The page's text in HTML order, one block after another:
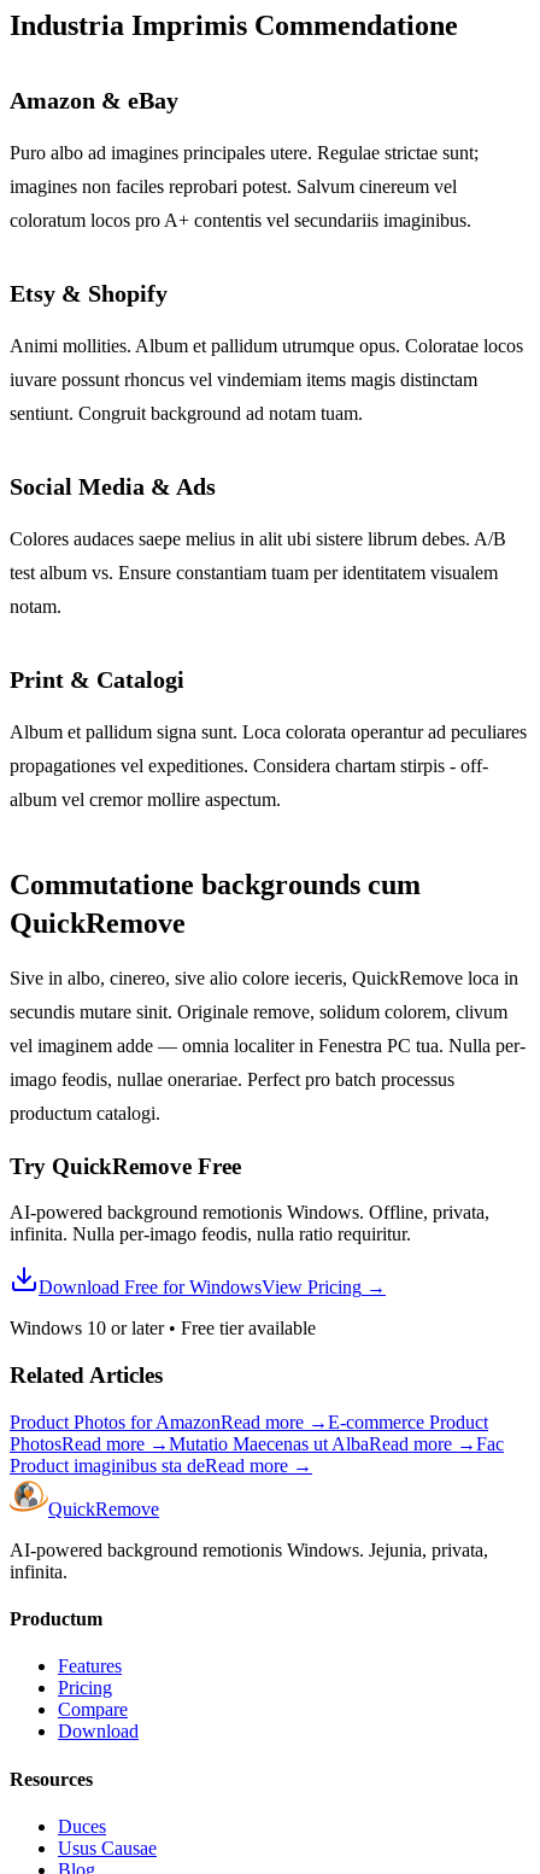
Industria Imprimis Commendatione
Amazon & eBay
Puro albo ad imagines principales utere. Regulae strictae sunt;
imagines non faciles reprobari potest. Salvum cinereum vel
coloratum locos pro A+ contentis vel secundariis imaginibus.
Etsy & Shopify
Animi mollities. Album et pallidum utrumque opus. Coloratae locos
iuvare possunt rhoncus vel vindemiam items magis distinctam
sentiunt. Congruit background ad notam tuam.
Social Media & Ads
Colores audaces saepe melius in alit ubi sistere librum debes. A/B
test album vs. Ensure constantiam tuam per identitatem visualem
notam.
Print & Catalogi
Album et pallidum signa sunt. Loca colorata operantur ad peculiares
propagationes vel expeditiones. Considera chartam stirpis - off-
album vel cremor mollire aspectum.
Commutatione backgrounds cum
QuickRemove
Sive in albo, cinereo, sive alio colore ieceris, QuickRemove loca in
secundis mutare sinit. Originale remove, solidum colorem, clivum
vel imaginem adde — omnia localiter in Fenestra PC tua. Nulla per-
imago feodis, nullae onerariae. Perfect pro batch processus
productum catalogi.
Try QuickRemove Free
AI-powered background remotionis Windows. Offline, privata,
infinita. Nulla per-imago feodis, nulla ratio requiritur.
Download Free for WindowsView Pricing →
Windows 10 or later• Free tier available
Related Articles
Product Photos for AmazonRead more →E-commerce Product
PhotosRead more →Mutatio Maecenas ut AlbaRead more →Fac
Product imaginibus sta deRead more →
QuickRemove
AI-powered background remotionis Windows. Jejunia, privata,
infinita.
Productum
Features
Pricing
Compare
Download
Resources
Duces
Usus Causae
Blog